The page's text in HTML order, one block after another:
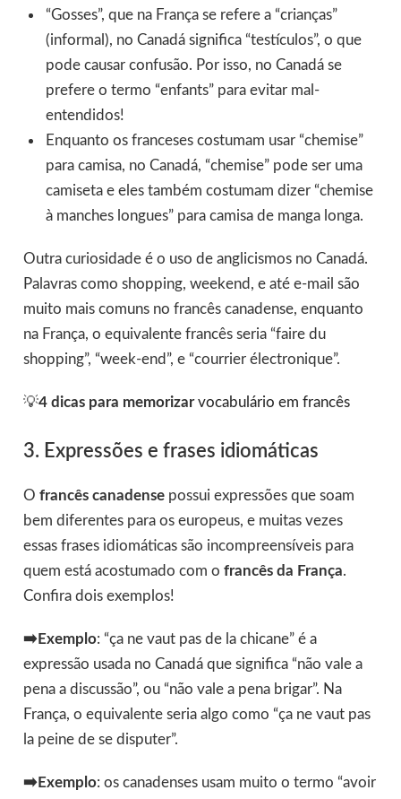
“Gosses”, que na França se refere a “crianças”
(informal), no Canadá significa “testículos”, o que
pode causar confusão. Por isso, no Canadá se
prefere o termo “enfants” para evitar mal-
entendidos!
Enquanto os franceses costumam usar “chemise”
para camisa, no Canadá, “chemise” pode ser uma
camiseta e eles também costumam dizer “chemise
à manches longues” para camisa de manga longa.
Outra curiosidade é o uso de anglicismos no Canadá.
Palavras como shopping, weekend, e até e-mail são
muito mais comuns no francês canadense, enquanto
na França, o equivalente francês seria “faire du
shopping”, “week-end”, e “courrier électronique”.
💡4 dicas para memorizar vocabulário em francês
3. Expressões e frases idiomáticas
O francês canadensepossui expressões que soam
bem diferentes para os europeus, e muitas vezes
essas frases idiomáticas são incompreensíveis para
quem está acostumado com o francês da França.
Confira dois exemplos!
➡️Exemplo: “ça ne vaut pas de la chicane” é a
expressão usada no Canadá que significa “não vale a
pena a discussão”, ou “não vale a pena brigar”. Na
França, o equivalente seria algo como “ça ne vaut pas
la peine de se disputer”.
➡️Exemplo: os canadenses usam muito o termo “avoir